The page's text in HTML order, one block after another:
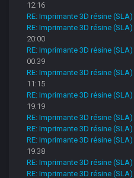
12:16
RE: Imprimante 3D résine (SLA)
RE: Imprimante 3D résine (SLA)
20:00
RE: Imprimante 3D résine (SLA)
00:39
RE: Imprimante 3D résine (SLA)
11:15
RE: Imprimante 3D résine (SLA)
19:19
RE: Imprimante 3D résine (SLA)
RE: Imprimante 3D résine (SLA)
RE: Imprimante 3D résine (SLA)
19:38
RE: Imprimante 3D résine (SLA)
RE: Imprimante 3D résine (SLA)